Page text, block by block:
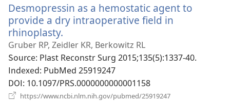
Desmopressin as a hemostatic agent to
provide a dry intraoperative field in
rhinoplasty.
로
운
창
열
기)
Gruber RP, Zeidler KR, Berkowitz RL
Source‎: Plast Reconstr Surg 2015;135(5):1337-40.
Indexed‎: PubMed 25919247
DOI‎: 10.1097/PRS.0000000000001158
https://www.ncbi.nlm.nih.gov/pubmed/25919247